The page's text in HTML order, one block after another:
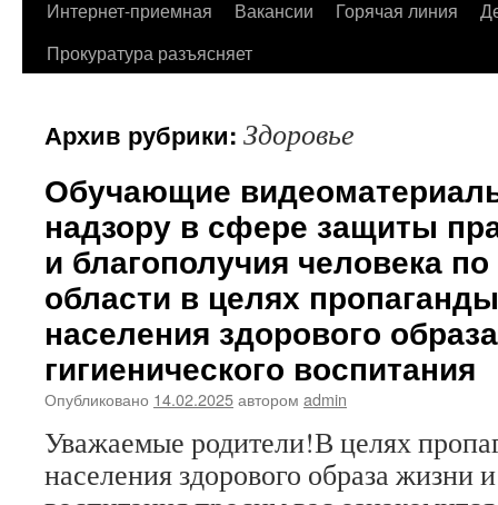
Интернет-приемная
Вакансии Горячая линия
Прокуратура разъясняет
Архив рубрики: Здоровье
Обучающие
надзору в сфере защиты
и благополучия человека
области в целях
населения здорового
гигиенического воспитания
Опубликовано 14.02.2025автором admin
Уважаемые родители!В целях
населения здорового образа жизни